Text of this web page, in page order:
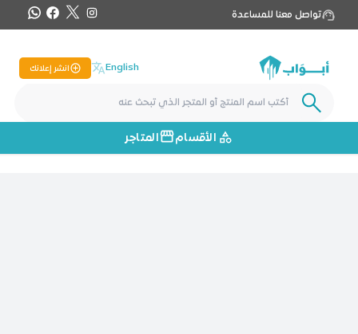
تواصل معنا للمساعدة
English انشر إعلانك
الأقسام المتاجر